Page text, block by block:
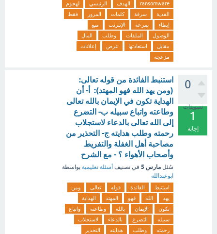
ransomware الهدف الرئيسي
لهجوم
الفدية
سرقة كلمات المرور
فقط
إبطاء
سرعة الإنترنت
منع
الوصول
الملفات وطلب
المال
مقابل
استعادتها عرض
إعلانات
مزعجة
0
تصويتات
1
إجابة
استنبط الفائدة من قوله تعالى:
(ومن يهد الله فهو المهتد): أ- أن
الهداية تكون في الإيمان بالله تعالى
وطاعته واتباع سبيله ب- التضرع
إلى الله تعالى بالدعاء لاستجلاب
رحمته وطلب هدايته ج- التحذير من
مصاحبة أهل الغفلة والتفريط
وأصحاب الأهواء ؟ - مع الشرح
سُئل مارس 5 في تصنيف أسئلة تعليمية بواسطة
ابوعبدالله
استنبط الفائدة قوله تعالى
ومن
يهد
الله فهو المهتد
الهداية
تكون
الإيمان بالله وطاعته
واتباع
سبيله
التضرع بالدعاء
لاستجلاب
رحمته
وطلب هدايته
التحذير